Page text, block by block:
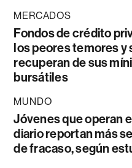
MERCADOS
Fondos de crédito
los peores temores y
recuperan de sus
bursátiles
MUNDO
Jóvenes que operan
diario reportan más
de fracaso, según